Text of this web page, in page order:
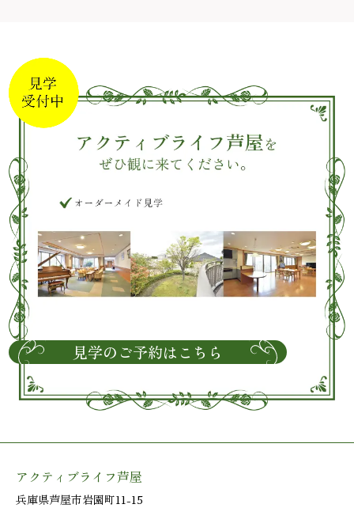
見学のご予約はこちら
アクティブライフ芦屋
兵庫県芦屋市岩園町11-15